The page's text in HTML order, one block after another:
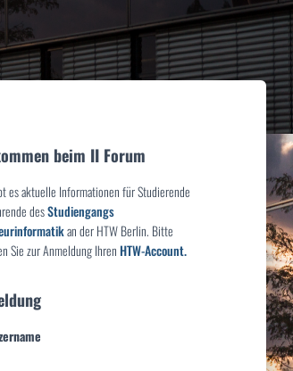
beim II Forum
es aktuelle Informationen für Studierende
desStudiengangs
an der HTW Berlin. Bitte
Sie zur Anmeldung IhrenHTW-Account.